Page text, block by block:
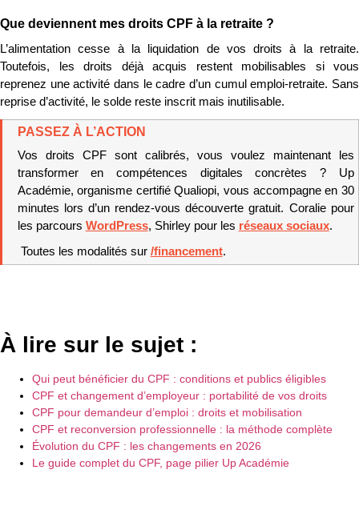
Que deviennent mes droits CPF à la retraite ?
L’alimentation cesse à la liquidation de vos droits à la retraite.
Toutefois, les droits déjà acquis restent mobilisables si vous
reprenez une activité dans le cadre d’un cumul emploi-retraite. Sans
reprise d’activité, le solde reste inscrit mais inutilisable.
PASSEZ À L’ACTION
Vos droits CPF sont calibrés, vous voulez maintenant les
transformer en compétences digitales concrètes ? Up
Académie, organisme certifié Qualiopi, vous accompagne en 30
minutes lors d’un rendez-vous découverte gratuit. Coralie pour
les parcours WordPress, Shirley pour les réseaux sociaux.
Toutes les modalités sur /financement.
À lire sur le sujet :
Qui peut bénéficier du CPF : conditions et publics éligibles
CPF et changement d’employeur : portabilité de vos droits
CPF pour demandeur d’emploi : droits et mobilisation
CPF et reconversion professionnelle : la méthode complète
Évolution du CPF : les changements en 2026
Le guide complet du CPF, page pilier Up Académie